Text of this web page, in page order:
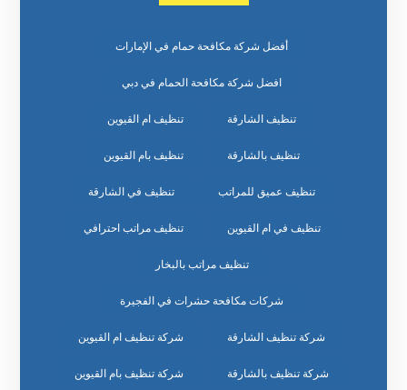
أفضل شركة مكافحة حمام في الإمارات
افضل شركة مكافحة الحمام في دبي
تنظيف الشارقة تنظيف ام القيوين
تنظيف بالشارقة تنظيف بام القيوين
تنظيف عميق للمراتب تنظيف في الشارقة
تنظيف في ام القيوين تنظيف مراتب احترافي
تنظيف مراتب بالبخار
شركات مكافحة حشرات في الفجيرة
شركة تنظيف الشارقة شركة تنظيف ام القيوين
شركة تنظيف بالشارقة شركة تنظيف بام القيوين